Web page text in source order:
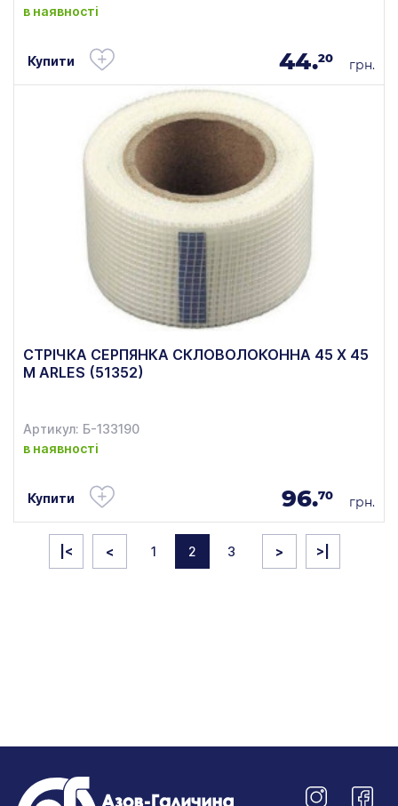
в наявності
Купити 44.20 грн.
СТРІЧКА СЕРПЯНКА СКЛОВОЛОКОННА 45 Х 45
М ARLES (51352)
Артикул: Б-133190
в наявності
Купити 96.70 грн.
|< < 1 2 3 > >|